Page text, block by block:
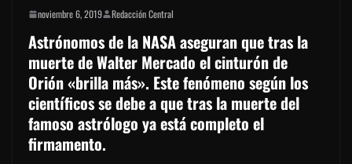
noviembre 6, 2019 Redacción Central
Astrónomos de la NASA aseguran que tras la
muerte de Walter Mercado el cinturón de
Orión «brilla más». Este fenómeno según los
científicos se debe a que tras la muerte del
famoso astrólogo ya está completo el
firmamento.